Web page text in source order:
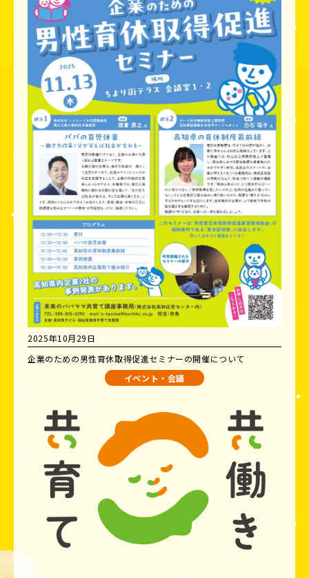
2025年10月29日
企業のための男性育休取得促進セミナーの開催について
イベント・会議